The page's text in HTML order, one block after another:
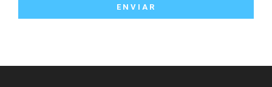
ENVIAR